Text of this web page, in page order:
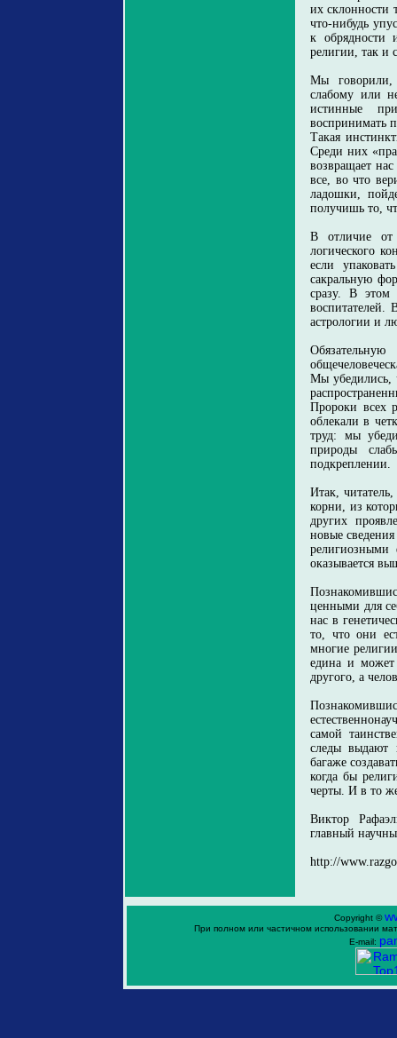
их склонности
что-нибудь
к обрядности
религии, так и
Мы говорили,
слабому или
истинные
воспринимать
Такая
Среди них
возвращает
все, во что
ладошки,
получишь то,
В отличие от
логического
если
сакральную
сразу. В этом
воспитателей.
астрологии и
Мы убедились,
Пророки всех
облекали в
труд: мы
природы
подкреплении.
Итак,
корни, из
других
новые
религиозными
оказывается
ценными для
нас в
то, что они
многие
едина и может
другого, а
самой
следы выдают
багаже
когда бы
черты. И в то
Виктор
главный
http://
Copyright ©
При полном или частичном использовании
E-mail: